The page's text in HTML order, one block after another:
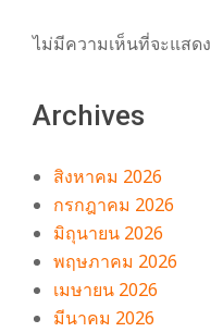
ไม่มีความเห็นที่จะแสดง
Archives
สิงหาคม 2026
กรกฎาคม 2026
มิถุนายน 2026
พฤษภาคม 2026
เมษายน 2026
มีนาคม 2026